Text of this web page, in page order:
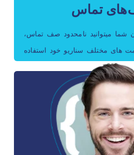
تماس
شما میتوانید نا‌محدود صف تماس،
های مختلف سناریو خود استفاده